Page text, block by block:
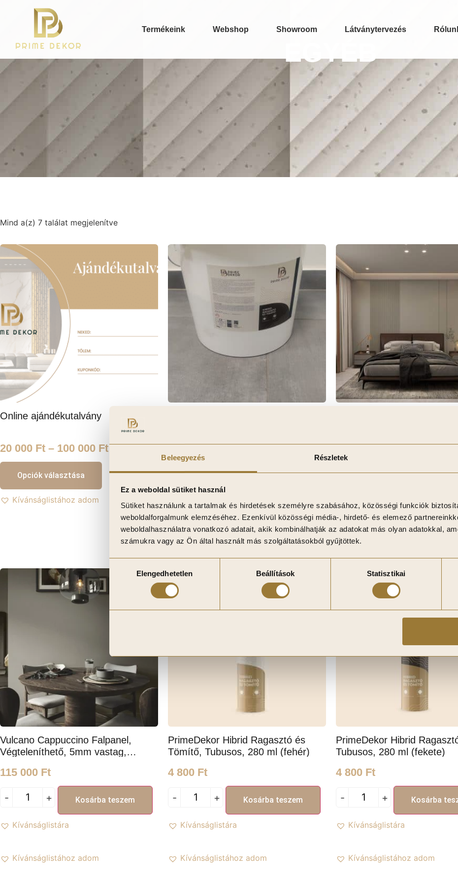
Beleegyezés Részletek
Ez a weboldal sütiket használ
Sütiket használunk a tartalmak és hirdetések személyre szabásához, közösségi funkciók
weboldalforgalmunk elemzéséhez. Ezenkívül közösségi média-, hirdető- és elemező
weboldalhasználatra vonatkozó adatait, akik kombinálhatják az adatokat más olyan adatokkal,
számukra vagy az Ön által használt más szolgáltatásokból gyűjtöttek.
kiválasztásaElengedhetetlen Beállítások Statisztikai
Termékeink Webshop Showroom Látványtervezés
EGYÉB
Mind a(z) 7 találat megjelenítve
Online ajándékutalvány
20 000 Ft – 100 000 Ft
Opciók választása
Kívánságlistához adom
35 000Ft
Kosárba teszem
Kívánságlistára
Gold Star Falpanel,
115 000Ft
- + Kosárba
Kívánságlistára
Kívánságlistához adom
Vulcano Cappuccino Falpanel,
Végteleníthető, 5mm vastag,
115 000 Ft
- + Kosárba teszem
Kívánságlistára
Kívánságlistához adom
PrimeDekor Hibrid Ragasztó és
Tömítő, Tubusos, 280 ml (fehér)
4 800 Ft
- + Kosárba teszem
Kívánságlistára
Kívánságlistához adom
PrimeDekor Hibrid
Tubusos, 280 ml (fekete)
4 800 Ft
- + Kosárba
Kívánságlistára
Kívánságlistához adom